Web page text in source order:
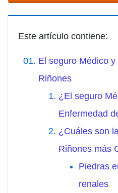
Este artículo contiene:
El seguro Médico
Riñones
¿El seguro
Enfermedad
¿Cuáles son
Riñones más
Piedras
renales